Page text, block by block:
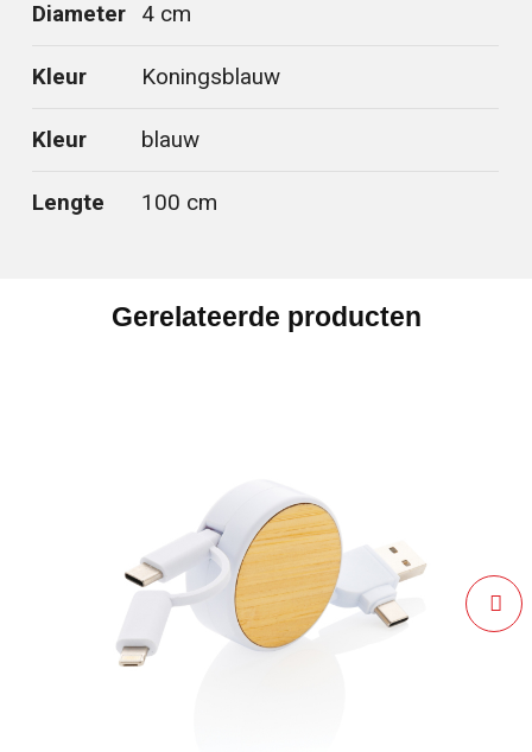
Diameter 4 cm
Kleur Koningsblauw
Kleur blauw
Lengte 100 cm
Gerelateerde producten